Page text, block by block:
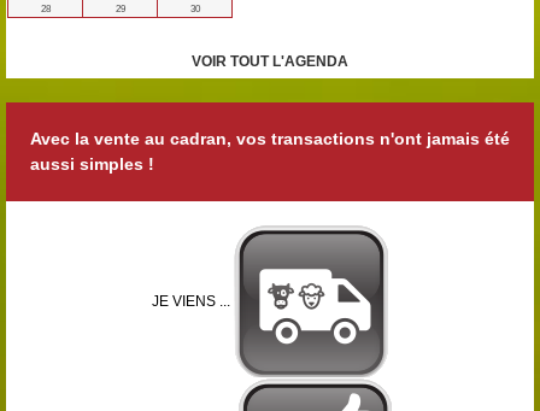
28
29 30
VOIR TOUT L'AGENDA
Avec la vente au cadran, vos transactions n'ont jamais été
aussi simples !
JE VIENS ...